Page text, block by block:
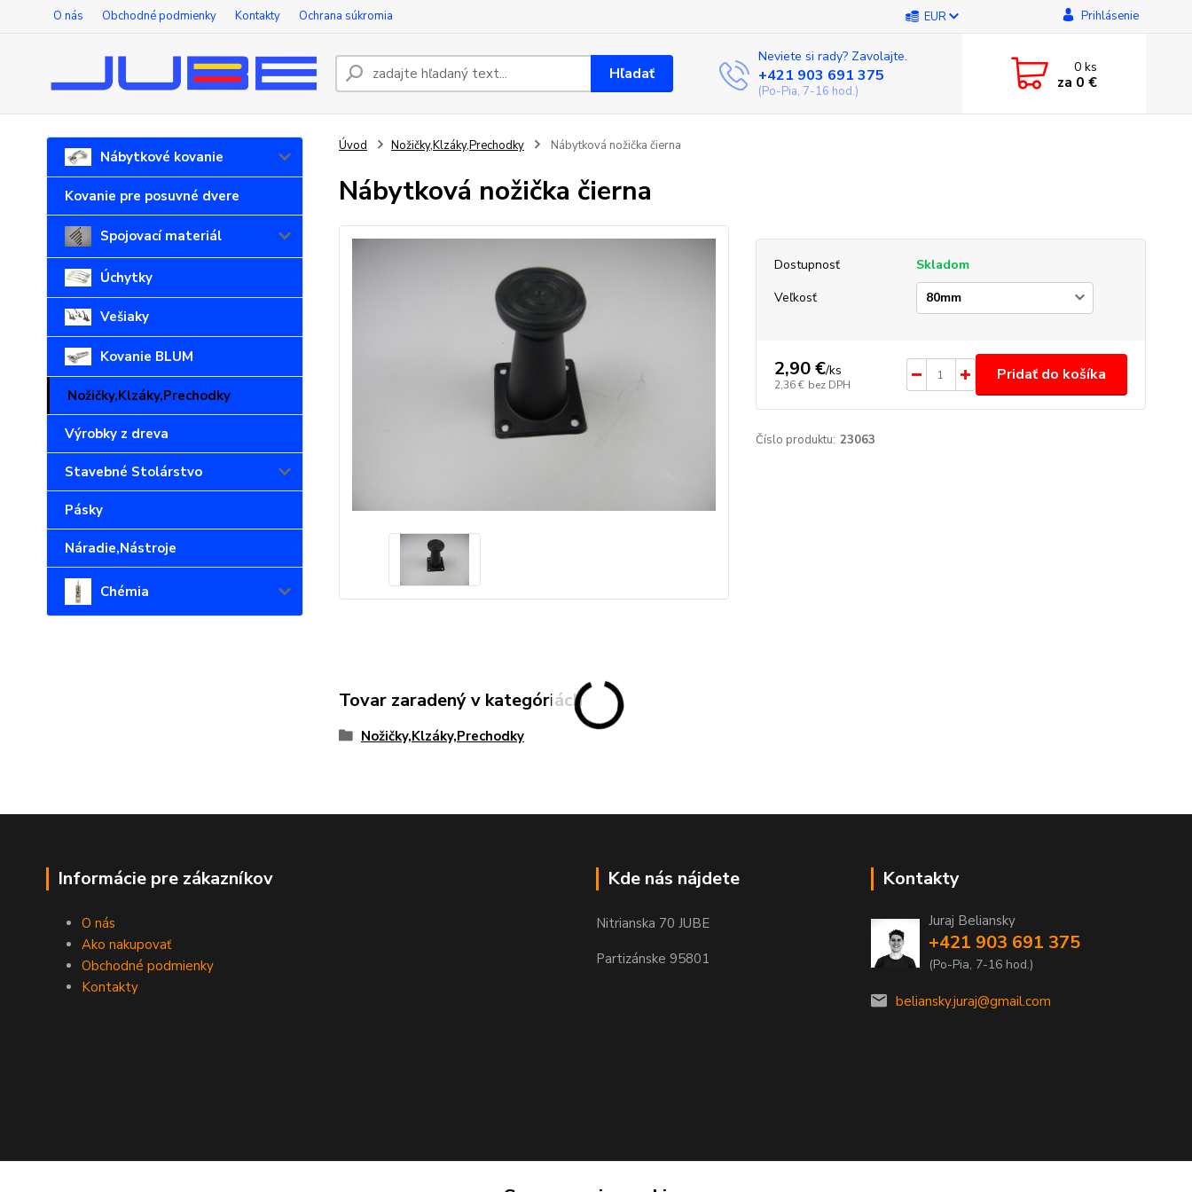
O nás Obchodné podmienky Kontakty Ochrana súkromia EUR Prihlásenie
Hľadať
Neviete si rady? Zavolajte.
+421 903 691 375
(Po-Pia, 7-16 hod.)
0ks
za 0 €
Nábytkové kovanie
Kovanie pre posuvné dvere
Spojovací materiál
Úchytky
Vešiaky
Kovanie BLUM
Nožičky,Klzáky,Prechodky
Výrobky z dreva
Stavebné Stolárstvo
Pásky
Náradie,Nástroje
Chémia
Úvod Nožičky,Klzáky,Prechodky Nábytková nožička čierna
Nábytková nožička čierna
Dostupnosť
Skladom
Veľkosť
2,90 €/ks
2,36 € bez DPH
Pridať do košíka
Číslo produktu: 23063
Tovar zaradený v kategóriách
Nožičky,Klzáky,Prechodky
Informácie pre zákazníkov
O nás
Ako nakupovať
Obchodné podmienky
Kontakty
Kde nás nájdete
Nitrianska 70 JUBE
Partizánske 95801
Kontakty
Juraj Beliansky
+421 903 691 375
(Po-Pia, 7-16 hod.)
beliansky.juraj@gmail.com